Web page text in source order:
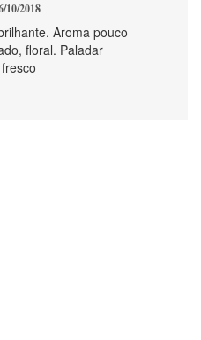
10/2018
Aroma pouco
floral. Paladar